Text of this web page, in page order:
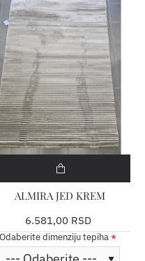
ALMIRA JED KREM
6.581,00 RSD
Odaberite dimenziju tepiha